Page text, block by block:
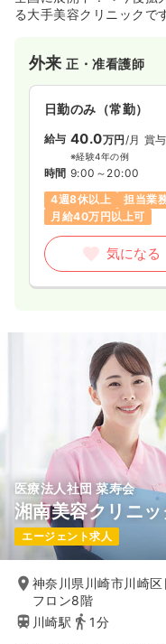
る大手美容クリニックで
外来正・准看護師
日勤のみ（常勤）
給与 40.0万円/月 賞
※経験4年の例
時間 9:00～20:00
4週8休以上
担当業
月給40万円以上可
気になる
医療法人社団 菜寿会
湘南美容クリニ
エージェント求人
神奈川県川崎市川崎
フロン8階
川崎駅
1分